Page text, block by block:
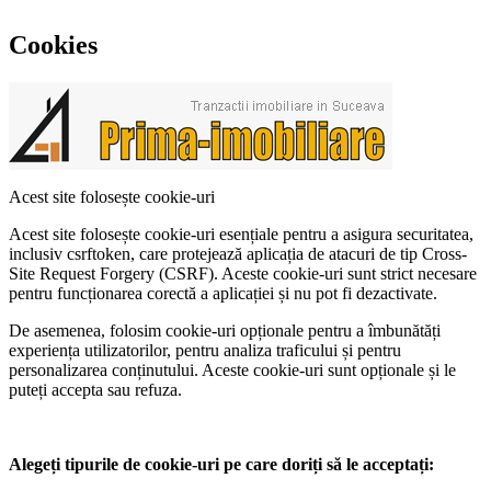
Cookies
Acest site folosește cookie-uri
Acest site folosește cookie-uri esențiale pentru a asigura securitatea,
inclusiv csrftoken, care protejează aplicația de atacuri de tip Cross-
Site Request Forgery (CSRF). Aceste cookie-uri sunt strict necesare
pentru funcționarea corectă a aplicației și nu pot fi dezactivate.
De asemenea, folosim cookie-uri opționale pentru a îmbunătăți
experiența utilizatorilor, pentru analiza traficului și pentru
personalizarea conținutului. Aceste cookie-uri sunt opționale și le
puteți accepta sau refuza.
Alegeți tipurile de cookie-uri pe care doriți să le acceptați: